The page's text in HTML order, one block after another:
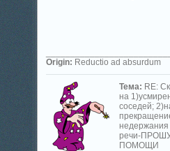
Origin: Reductio ad absurdum
Тема: RE:
на
соседей;
недержания
речи-
ПОМОЩИ